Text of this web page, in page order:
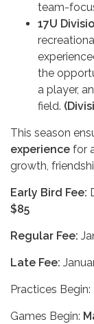
team-
17U
the
a player,
field.
This season
experience for
growth,
Early Bird Fee:
$85
Regular Fee:
Late Fee:
Practices Begin:
Games Begin: